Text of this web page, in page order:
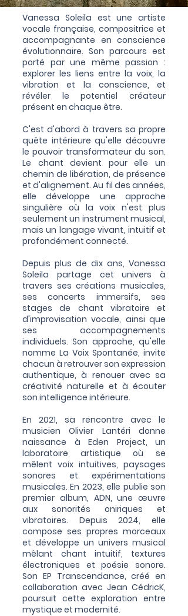
Vanessa Soleila est une artiste
vocale française, compositrice et
accompagnante en conscience
évolutionnaire. Son parcours est
porté par une même passion :
explorer les liens entre la voix, la
vibration et la conscience, et
révéler le potentiel créateur
présent en chaque être.
C'est d'abord à travers sa propre
quête intérieure qu'elle découvre
le pouvoir transformateur du son.
Le chant devient pour elle un
chemin de libération, de présence
et d'alignement. Au fil des années,
elle développe une approche
singulière où la voix n'est plus
seulement un instrument musical,
mais un langage vivant, intuitif et
profondément connecté.
Depuis plus de dix ans, Vanessa
Soleila partage cet univers à
travers ses créations musicales,
ses concerts immersifs, ses
stages de chant vibratoire et
d'improvisation vocale, ainsi que
ses accompagnements
individuels. Son approche, qu'elle
nomme La Voix Spontanée, invite
chacun à retrouver son expression
authentique, à renouer avec sa
créativité naturelle et à écouter
son intelligence intérieure.
En 2021, sa rencontre avec le
musicien Olivier Lantéri donne
naissance à Eden Project, un
laboratoire artistique où se
mêlent voix intuitives, paysages
sonores et expérimentations
musicales. En 2023, elle publie son
premier album, ADN, une œuvre
aux sonorités oniriques et
vibratoires. Depuis 2024, elle
compose ses propres morceaux
et développe un univers musical
mêlant chant intuitif, textures
électroniques et poésie sonore.
Son EP Transcendance, créé en
collaboration avec Jean CédricK,
poursuit cette exploration entre
mystique et modernité.